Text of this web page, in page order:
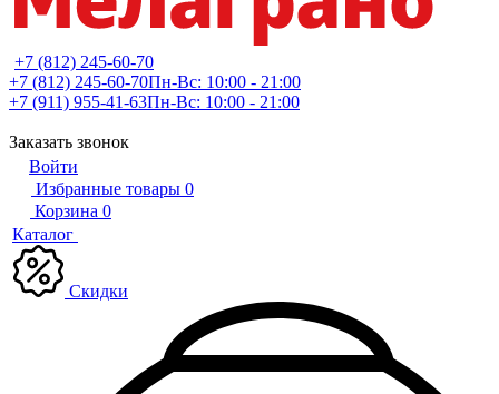
+7 (812) 245-60-70
+7 (812) 245-60-70Пн-Вс: 10:00 - 21:00
+7 (911) 955-41-63Пн-Вс: 10:00 - 21:00
Заказать звонок
Войти
Избранные товары 0
Корзина 0
Каталог
Скидки